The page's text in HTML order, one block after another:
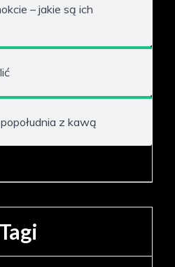
– jakie są ich
z kawą
Tagi